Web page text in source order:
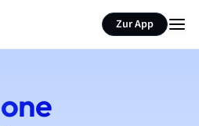
Zur App